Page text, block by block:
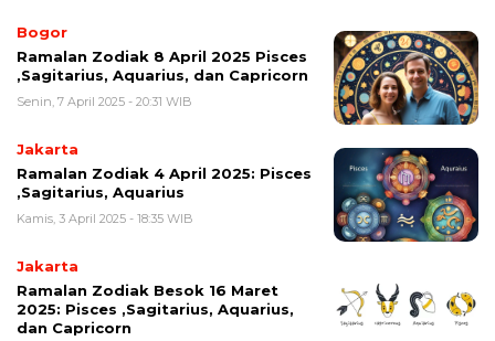
Bogor
Ramalan Zodiak 8 April 2025 Pisces
,Sagitarius, Aquarius, dan Capricorn
Senin, 7 April 2025 - 20:31 WIB
Jakarta
Ramalan Zodiak 4 April 2025: Pisces
,Sagitarius, Aquarius
Kamis, 3 April 2025 - 18:35 WIB
Jakarta
Ramalan Zodiak Besok 16 Maret
2025: Pisces ,Sagitarius, Aquarius,
dan Capricorn